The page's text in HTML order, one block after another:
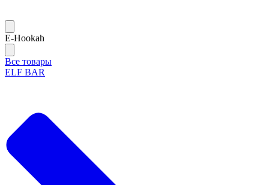
Е-Hookah
Все товары
ELF BAR